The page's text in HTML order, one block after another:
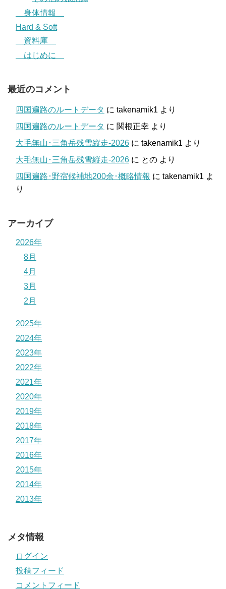
身体情報
Hard & Soft
資料庫
はじめに
最近のコメント
四国遍路のルートデータ に takenamik1 より
四国遍路のルートデータ に 関根正幸 より
大毛無山･三角岳残雪縦走-2026 に takenamik1 より
大毛無山･三角岳残雪縦走-2026 に との より
四国遍路･野宿候補地200余･概略情報 に takenamik1 よ
り
アーカイブ
2026年
8月
4月
3月
2月
2025年
2024年
2023年
2022年
2021年
2020年
2019年
2018年
2017年
2016年
2015年
2014年
2013年
メタ情報
ログイン
投稿フィード
コメントフィード